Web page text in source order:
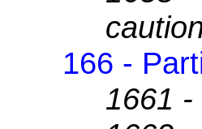
166 -
1661 -